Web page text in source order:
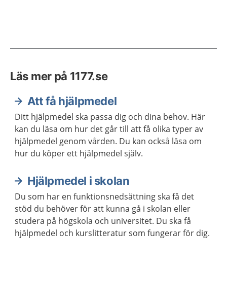
Läs mer på 1177.se
Att få hjälpmedel
Ditt hjälpmedel ska passa dig och dina behov. Här
kan du läsa om hur det går till att få olika typer av
hjälpmedel genom vården. Du kan också läsa om
hur du köper ett hjälpmedel själv.
Hjälpmedel i skolan
Du som har en funktionsnedsättning ska få det
stöd du behöver för att kunna gå i skolan eller
studera på högskola och universitet. Du ska få
hjälpmedel och kurslitteratur som fungerar för dig.